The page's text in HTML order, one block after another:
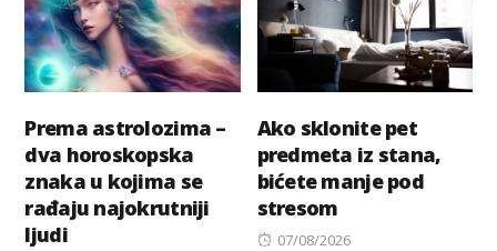
Prema astrolozima –
dva horoskopska
znaka u kojima se
rađaju najokrutniji
ljudi
Ako sklonite pet
predmeta iz stana,
bićete manje pod
stresom
Posted
07/08/2026